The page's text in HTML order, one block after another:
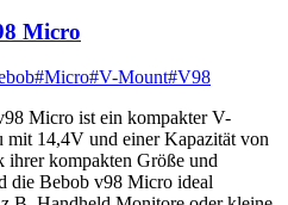
Micro
#Micro#V-Mount#V98
Micro ist ein kompakter V-
14,4V und einer Kapazität von
ihrer kompakten Größe und
die Bebob v98 Micro ideal